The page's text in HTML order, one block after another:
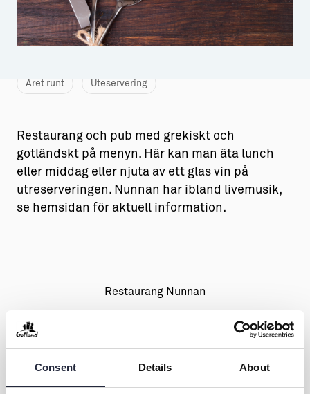
Consent Details About
Aktiviteter
Möten & kongresser
Gotlands kulturarv
Almedalsveckan
Medeltidsveckan
→ Gutamål och gotländska
→ Hyra bostad
→ Bygga hus
Allt om livet på Ön
→ Fritidsliv
Året runt Uteservering
Restaurang och pub med grekiskt och
gotländskt på menyn. Här kan man äta lunch
eller middag eller njuta av ett glas vin på
utreserveringen. Nunnan har ibland livemusik,
se hemsidan för aktuell information.
Restaurang Nunnan